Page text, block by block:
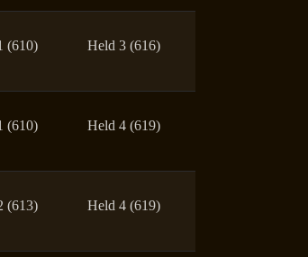
(610) Held 3 (616)
(610) Held 4 (619)
(613) Held 4 (619)